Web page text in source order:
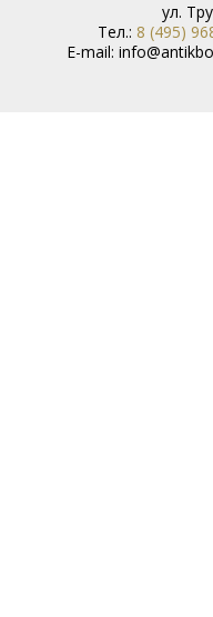
ул.
Тел.: 8 (495)
E-mail: